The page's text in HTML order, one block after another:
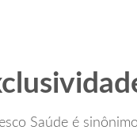
Saúde é